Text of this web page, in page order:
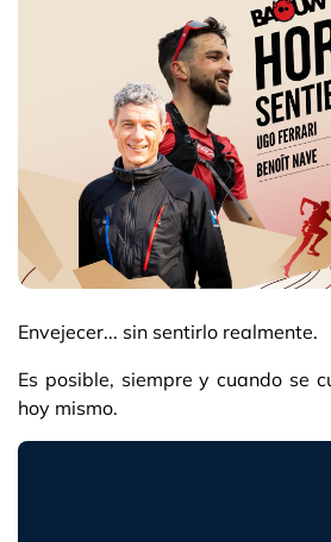
Envejecer... sin sentirlo realmente.
Es posible, siempre y cuando se
hoy mismo.